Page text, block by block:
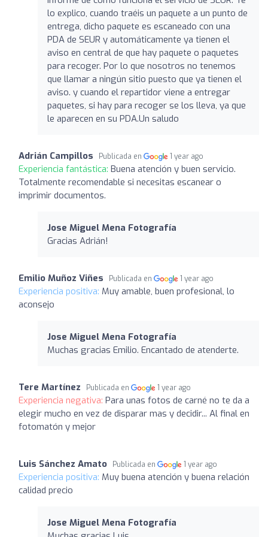
lo explico, cuando traéis un paquete a un punto de
entrega, dicho paquete es escaneado con una
PDA de SEUR y automáticamente ya tienen el
aviso en central de que hay paquete o paquetes
para recoger. Por lo que nosotros no tenemos
que llamar a ningún sitio puesto que ya tienen el
aviso. y cuando el repartidor viene a entregar
paquetes, si hay para recoger se los lleva, ya que
le aparecen en su PDA.Un saludo
Adrián Campillos Publicada en 1 year ago
Experiencia fantástica: Buena atención y buen servicio.
Totalmente recomendable si necesitas escanear o
imprimir documentos.
Jose Miguel Mena Fotografía
Gracias Adrián!
Emilio Muñoz Viñes Publicada en 1 year ago
Experiencia positiva: Muy amable, buen profesional, lo
aconsejo
Jose Miguel Mena Fotografía
Muchas gracias Emilio. Encantado de atenderte.
Tere Martínez Publicada en 1 year ago
Experiencia negativa: Para unas fotos de carné no te da a
elegir mucho en vez de disparar mas y decidir... Al final en
fotomatón y mejor
Luis Sánchez Amato Publicada en 1 year ago
Experiencia positiva: Muy buena atención y buena relación
calidad precio
Jose Miguel Mena Fotografía